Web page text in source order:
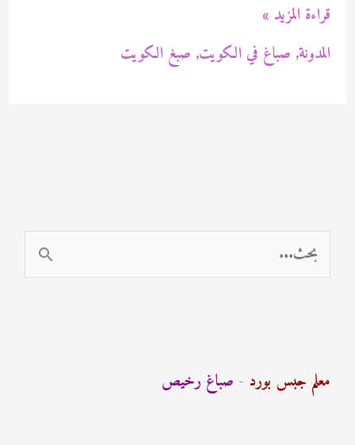
صباغ
سلوى
بالكويت
قراءة المزيد »
المدونة, صباغ في الكويت, صبغ الكويت
ل
ث
معلم جبس بورد - صباغ رخيص